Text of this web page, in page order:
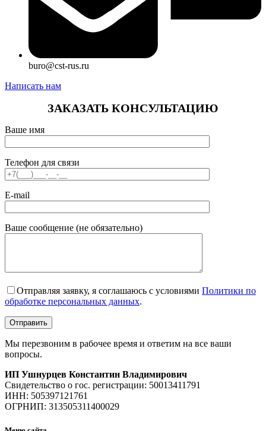
buro@cst-rus.ru
Написать нам
ЗАКАЗАТЬ КОНСУЛЬТАЦИЮ
Ваше имя
Телефон для связи
E-mail
Ваше сообщение (не обязательно)
Отправляя заявку, я соглашаюсь с условиями Политики по
обработке персональных данных.
Мы перезвоним в рабочее время и ответим на все ваши
вопросы.
ИП Ушнурцев Константин Владимирович
Свидетельство о гос. регистрации: 50013411791
ИНН: 505397121761
ОГРНИП: 313505311400029